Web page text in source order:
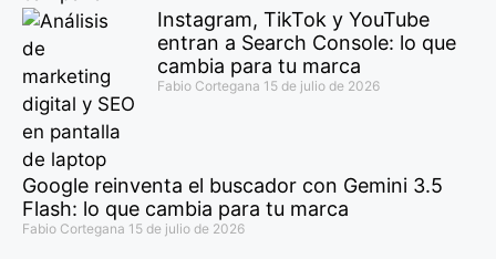
Instagram, TikTok y YouTube
entran a Search Console: lo que
cambia para tu marca
Fabio Cortegana 15 de julio de 2026
Google reinventa el buscador con Gemini 3.5
Flash: lo que cambia para tu marca
Fabio Cortegana 15 de julio de 2026